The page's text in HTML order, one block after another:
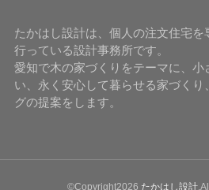
たかはし設計は、個人の注文住宅を
行っている設計事務所です。
愛知で木の家づくりをテーマに、小
い、永く安心して暮らせる家づく
グの提案をします。
©Copyright2026 たかはし設計